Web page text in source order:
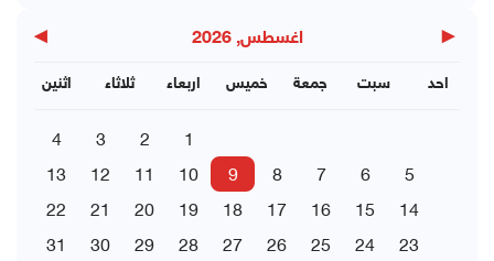
◀ اغسطس, 2026 ▶
اثنين ثلاثاء اربعاء خميس جمعة سبت احد
1
2
3
4
5
6
7
8
9
10
11
12
13
14
15
16
17
18
19
20
21
22
23
24
25
26
27
28
29
30
31